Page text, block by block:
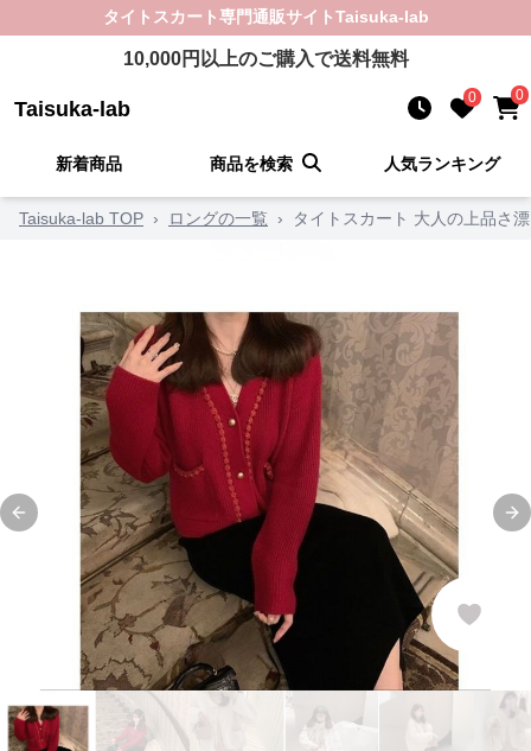
タイトスカート専門通販サイトTaisuka-lab
10,000円以上のご購入で送料無料
Taisuka-lab 0 0
新着商品 商品を検索 人気ランキング
Taisuka-lab TOP › ロングの一覧 › タイトスカート 大人の上品さ
Previous slide